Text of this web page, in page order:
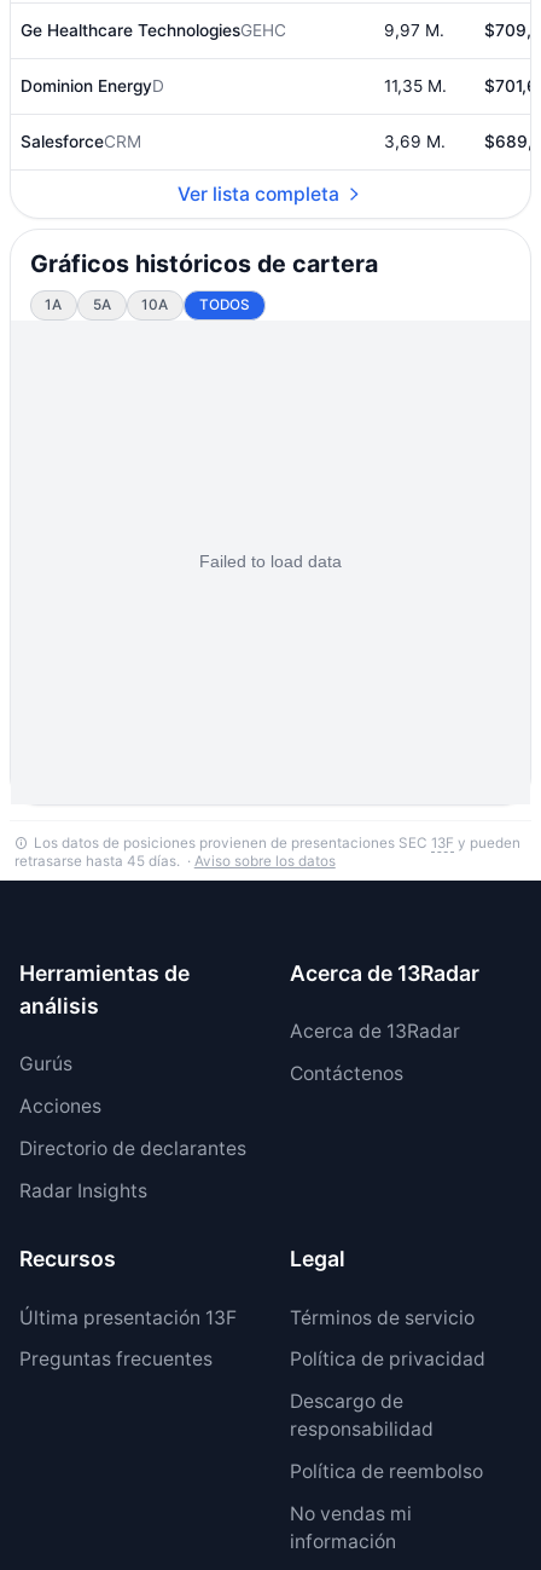
Ge Healthcare TechnologiesGEHC 9,97 M.
Dominion EnergyD 11,35 M.
SalesforceCRM 3,69 M.
Ver lista completa
Gráficos históricos de cartera
1A 5A 10A TODOS
Los datos de posiciones provienen de presentaciones SEC 13F y pueden
retrasarse hasta 45 días. · Aviso sobre los datos
Herramientas de
análisis
Gurús
Acciones
Directorio de declarantes
Radar Insights
Acerca de 13Radar
Acerca de 13Radar
Contáctenos
Recursos
Última presentación 13F
Preguntas frecuentes
Legal
Términos de servicio
Política de privacidad
Descargo de
responsabilidad
Política de reembolso
No vendas mi
información